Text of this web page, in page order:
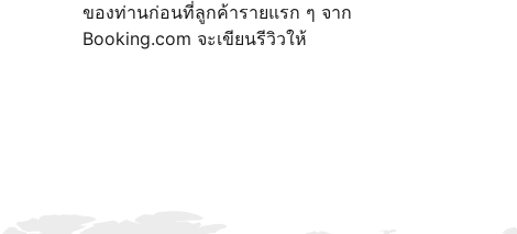
ของท่านก่อนที่ลูกค้ารายแรก ๆ จาก
Booking.com จะเขียนรีวิวให้